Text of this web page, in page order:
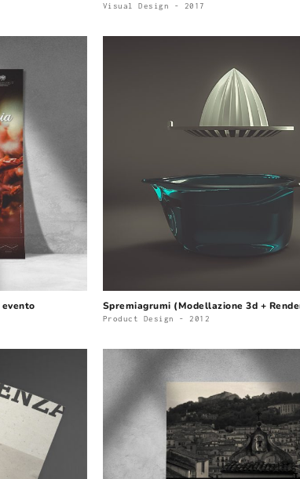
Visual Design - 2017
Spremiagrumi (Modellazione 3d +
Product Design - 2012